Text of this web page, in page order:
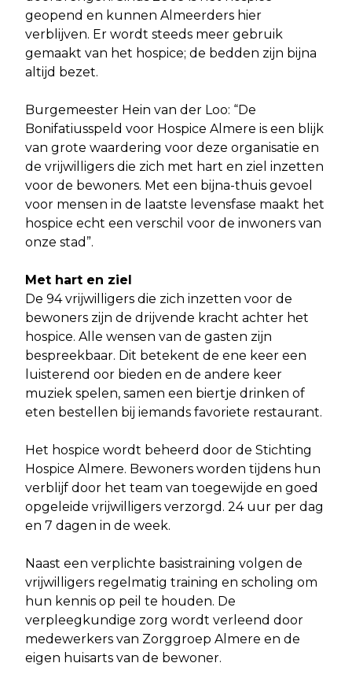
geopend en kunnen Almeerders hier
verblijven. Er wordt steeds meer gebruik
gemaakt van het hospice; de bedden zijn bijna
altijd bezet.
Burgemeester Hein van der Loo: “De
Bonifatiusspeld voor Hospice Almere is een blijk
van grote waardering voor deze organisatie en
de vrijwilligers die zich met hart en ziel inzetten
voor de bewoners. Met een bijna-thuis gevoel
voor mensen in de laatste levensfase maakt het
hospice echt een verschil voor de inwoners van
onze stad”.
Met hart en ziel
De 94 vrijwilligers die zich inzetten voor de
bewoners zijn de drijvende kracht achter het
hospice. Alle wensen van de gasten zijn
bespreekbaar. Dit betekent de ene keer een
luisterend oor bieden en de andere keer
muziek spelen, samen een biertje drinken of
eten bestellen bij iemands favoriete restaurant.
Het hospice wordt beheerd door de Stichting
Hospice Almere. Bewoners worden tijdens hun
verblijf door het team van toegewijde en goed
opgeleide vrijwilligers verzorgd. 24 uur per dag
en 7 dagen in de week.
Naast een verplichte basistraining volgen de
vrijwilligers regelmatig training en scholing om
hun kennis op peil te houden. De
verpleegkundige zorg wordt verleend door
medewerkers van Zorggroep Almere en de
eigen huisarts van de bewoner.